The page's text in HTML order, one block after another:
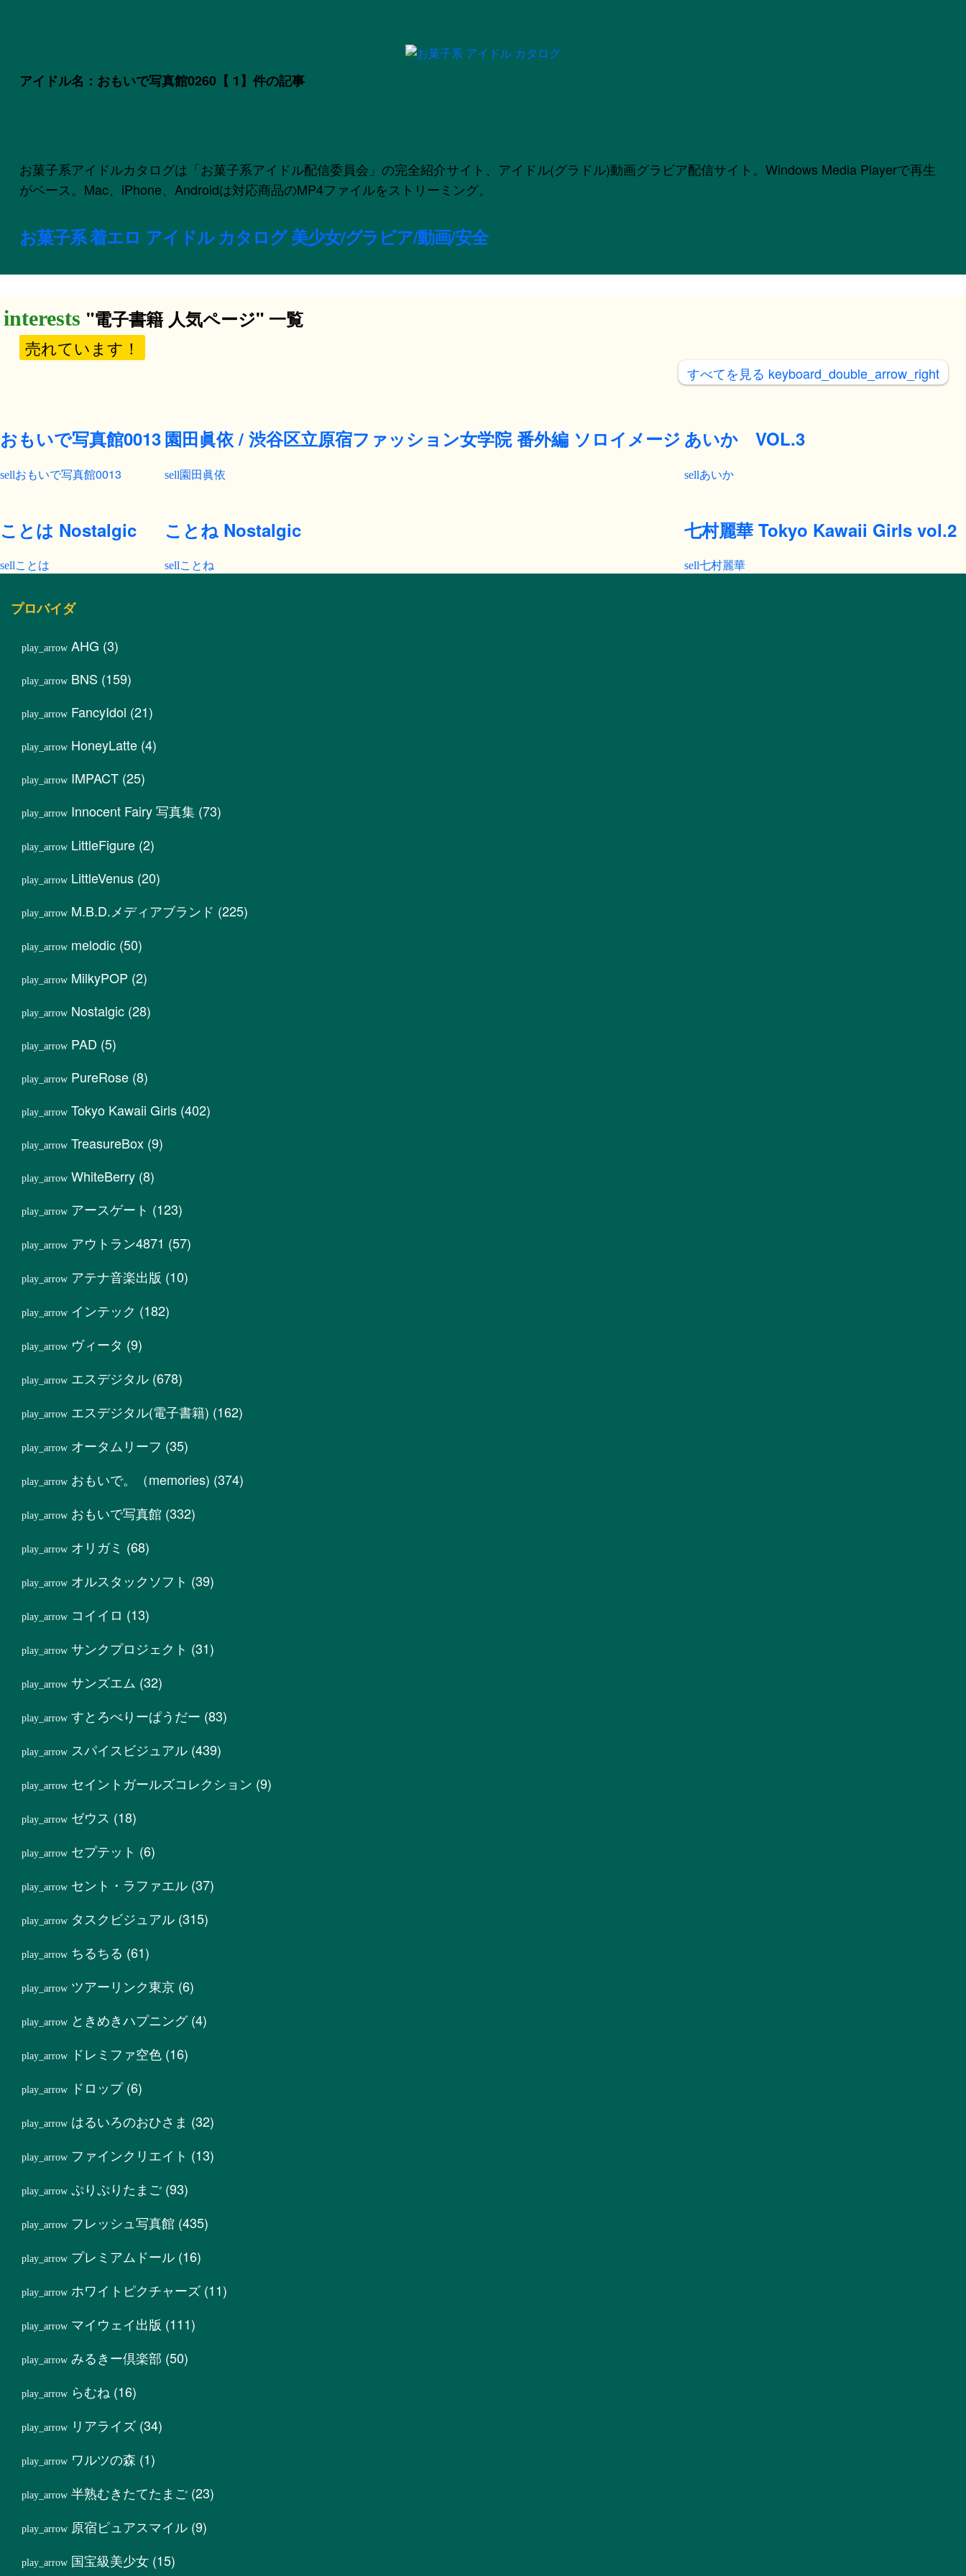
アイドル名：おもいで写真館0260【 1】件の記事
お菓子系アイドルカタログは「お菓子系アイドル配信委員会」の完全紹介サイト、アイドル(グラドル)動画グラビア配信サイト。Windows Media Playerで再生
がベース。Mac、iPhone、Androidは対応商品のMP4ファイルをストリーミング。
お菓子系 着エロ アイドル カタログ 美少女/グラビア/動画/安全
"電子書籍 人気ページ" 一覧
売れています！
すべてを見る keyboard_double_arrow_right
おもいで写真館0013
おもいで写真館0013
ことは Nostalgic
ことは
園田眞依 / 渋谷区立原宿ファッション女学院 番外編 ソロイメージ
園田眞依
ことね Nostalgic
ことね
あいか VOL.3
あいか
七村麗華 Tokyo Kawaii Girls
七村麗華
プロバイダ
AHG (3)
BNS (159)
FancyIdol (21)
HoneyLatte (4)
IMPACT (25)
Innocent Fairy 写真集 (73)
LittleFigure (2)
LittleVenus (20)
M.B.D.メディアブランド (225)
melodic (50)
MilkyPOP (2)
Nostalgic (28)
PAD (5)
PureRose (8)
Tokyo Kawaii Girls (402)
TreasureBox (9)
WhiteBerry (8)
アースゲート (123)
アウトラン4871 (57)
アテナ音楽出版 (10)
インテック (182)
ヴィータ (9)
エスデジタル (678)
エスデジタル(電子書籍) (162)
オータムリーフ (35)
おもいで。（memories) (374)
おもいで写真館 (332)
オリガミ (68)
オルスタックソフト (39)
コイイロ (13)
サンクプロジェクト (31)
サンズエム (32)
すとろべりーぱうだー (83)
スパイスビジュアル (439)
セイントガールズコレクション (9)
ゼウス (18)
セプテット (6)
セント・ラファエル (37)
タスクビジュアル (315)
ちるちる (61)
ツアーリンク東京 (6)
ときめきハプニング(4)
ドレミファ空色 (16)
ドロップ(6)
はるいろのおひさま (32)
ファインクリエイト (13)
ぷりぷりたまご (93)
フレッシュ写真館 (435)
プレミアムドール (16)
ホワイトピクチャーズ (11)
マイウェイ出版 (111)
みるきー倶楽部 (50)
らむね (16)
リアライズ (34)
ワルツの森 (1)
半熟むきたてたまご (23)
原宿ピュアスマイル (9)
国宝級美少女 (15)